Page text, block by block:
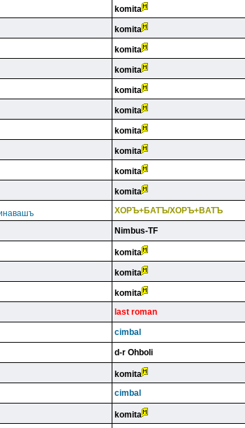
komita
komita
komita
komita
komita
komita
komita
komita
komita
komita
XOPЪ+БATЪ/XOPЪ+BATЪ
Nimbus-TF
komita
komita
komita
last roman
cimbal
d-r Ohboli
komita
cimbal
komita